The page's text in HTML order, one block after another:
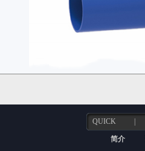
QUICK
简介